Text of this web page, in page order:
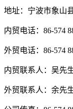
地址：宁波市象山
内贸电话：86-574
外贸电话：86-574
内贸联系人：吴先
外贸联系人：余先